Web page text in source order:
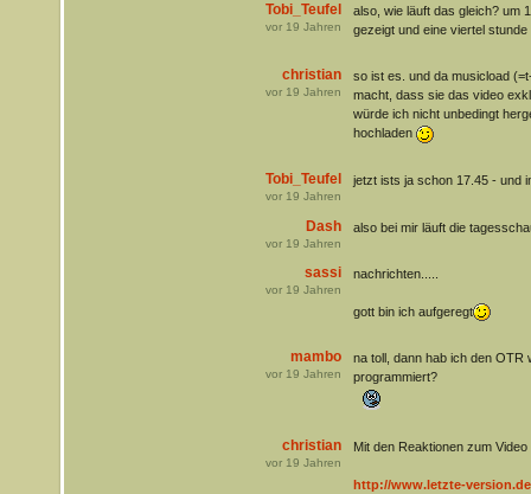
Tobi_Teufel
vor 19 Jahren
also, wie läuft das gleich? um
gezeigt und eine viertel
christian
vor 19 Jahren
so ist es. und da musicload
macht, dass sie das video
würde ich nicht unbedingt
hochladen
Tobi_Teufel
vor 19 Jahren
jetzt ists ja schon 17.45 - und
Dash
vor 19 Jahren
also bei mir läuft die
sassi
vor 19 Jahren
nachrichten.....
gott bin ich aufgeregt
mambo
vor 19 Jahren
na toll, dann hab ich den OTR
programmiert?
christian
vor 19 Jahren
Mit den Reaktionen zum
http://www.letzte-